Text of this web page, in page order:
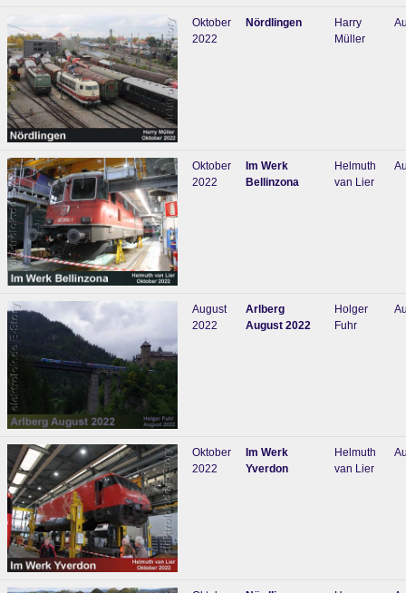
Oktober
2022
Nördlingen
Harry
Müller
Oktober
2022
Im Werk
Bellinzona
Helmuth
van Lier
August
2022
Arlberg
August 2022
Holger
Fuhr
Oktober
2022
Im Werk
Yverdon
Helmuth
van Lier